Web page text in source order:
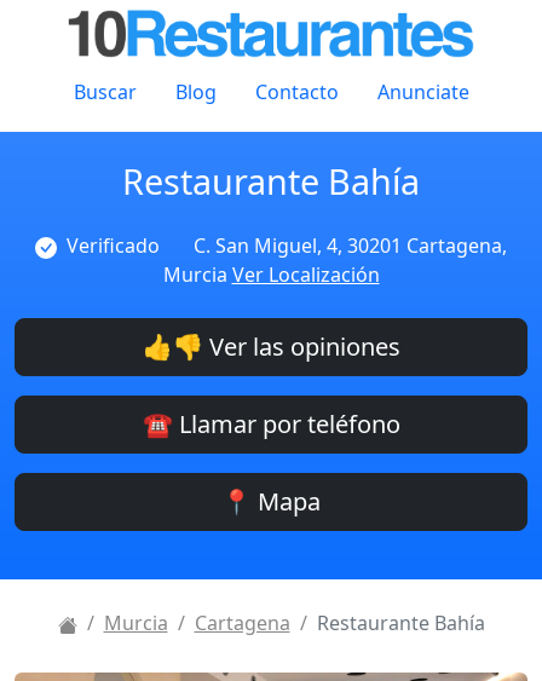
Buscar Blog Contacto Anunciate
Restaurante Bahía
Verificado
C. San Miguel, 4, 30201 Cartagena,
Murcia Ver Localización
👍👎 Ver las opiniones
☎️ Llamar por teléfono
📍 Mapa
Murcia Cartagena Restaurante Bahía